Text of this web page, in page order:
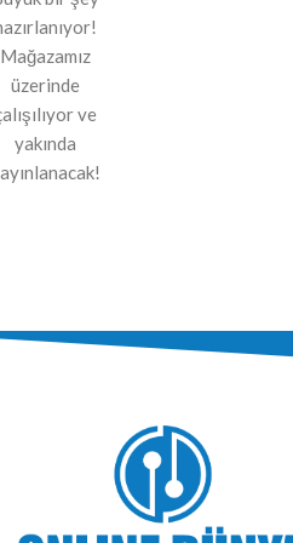
Mağazamız
üzerinde
ve
yakında